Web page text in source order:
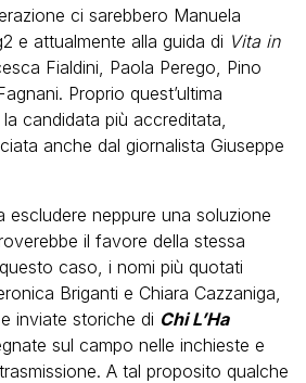
ci sarebbero Manuela
e attualmente alla guida di Vita in
Fialdini, Paola Perego, Pino
Proprio quest’ultima
candidata più accreditata,
anche dal giornalista Giuseppe
escludere neppure una soluzione
il favore della stessa
caso, i nomi più quotati
Briganti e Chiara Cazzaniga,
inviate storiche di Chi L’Ha
sul campo nelle inchieste e
A tal proposito qualche